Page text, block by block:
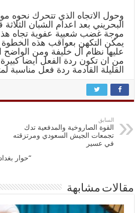
وحول الاتجاه الذي تتحرك
البحريني بعد اعدام الشبان
موجة غضب شعبية عفوية تجاه
يمكن التكهن بعواقب هذه الخطوة
عليها نظام آل خليفة ومن الواضح
من ان تكون ردة الفعل ايضا
القليلة القادمة ردة فعل مناسبة
السابق
القوة الصاروخية والمدفعية تدك
تجمعات الجيش السعودي ومرتزقته
في عسير
“حوار
مقالات مشابهة